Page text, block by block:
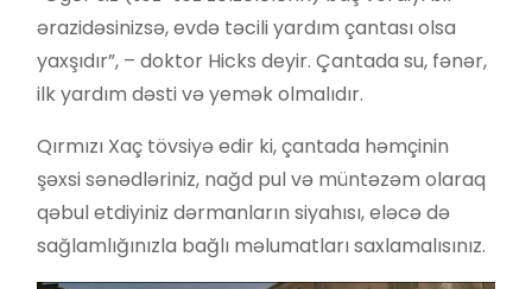
ərazidəsinizsə, evdə təcili yardım çantası olsa
yaxşıdır”, – doktor Hicks deyir. Çantada su, fənər,
ilk yardım dəsti və yemək olmalıdır.
Qırmızı Xaç tövsiyə edir ki, çantada həmçinin
şəxsi sənədləriniz, nağd pul və müntəzəm olaraq
qəbul etdiyiniz dərmanların siyahısı, eləcə də
sağlamlığınızla bağlı məlumatları saxlamalısınız.